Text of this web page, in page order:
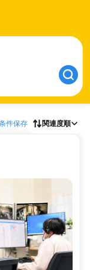
件保存 関連度順